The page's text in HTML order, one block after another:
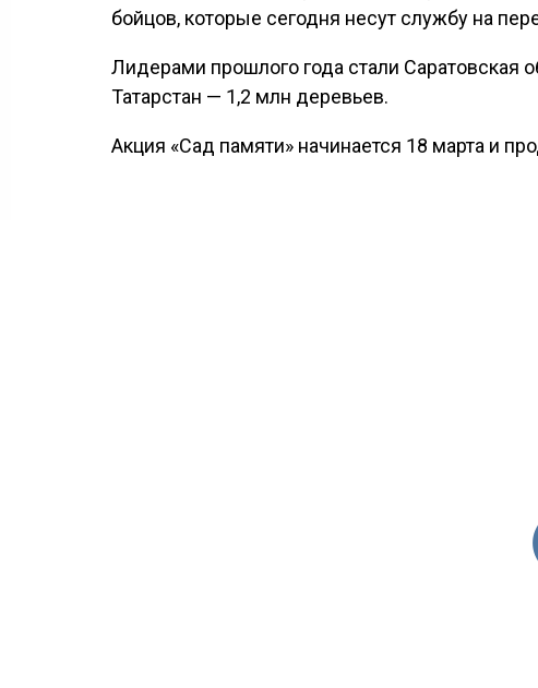
бойцов, которые сегодня несут службу на
Лидерами прошлого года стали Саратовская
Татарстан — 1,2 млн деревьев.
Акция «Сад памяти» начинается 18 марта и